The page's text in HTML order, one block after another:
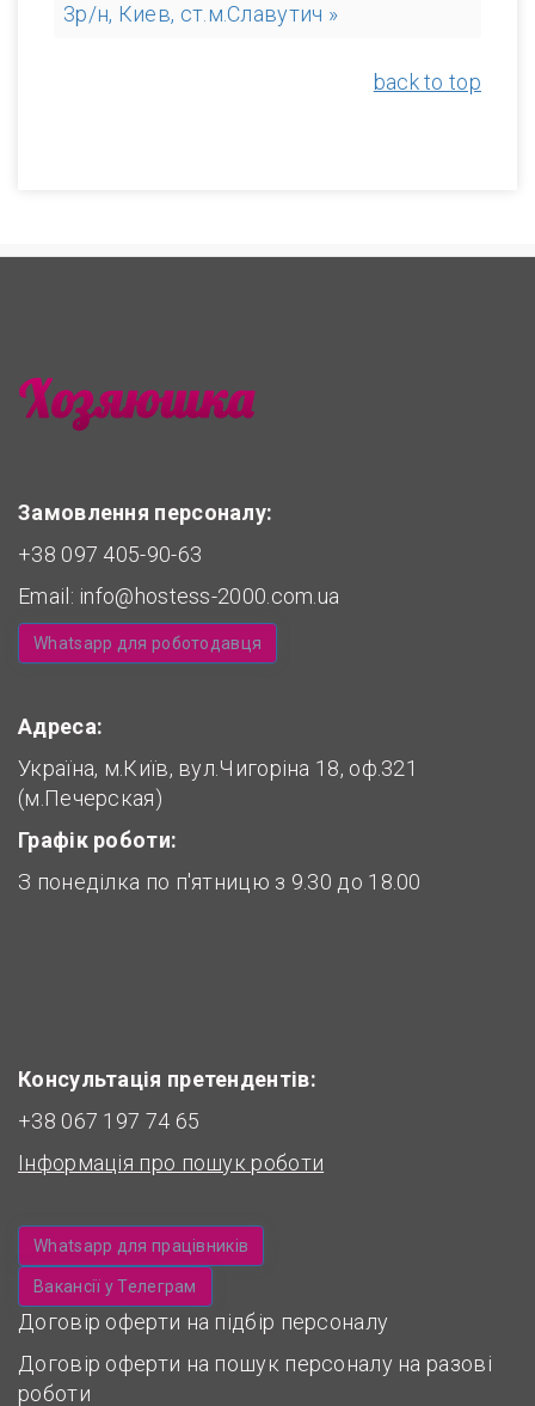
3р/н, Киев, ст.м.Славутич »
back to top
Замовлення персоналу:
+38 097 405-90-63
Email: info@hostess-2000.com.ua
Whatsapp для роботодавця
Адреса:
Україна, м.Київ, вул.Чигоріна 18, оф.321
(м.Печерская)
Графік роботи:
З понеділка по п'ятницю з 9.30 до 18.00
Консультація претендентів:
+38 067 197 74 65
Інформація про пошук роботи
Whatsapp для працівників
Вакансії у Телеграм
Договір оферти на підбір персоналу
Договір оферти на пошук персоналу на разові
роботи